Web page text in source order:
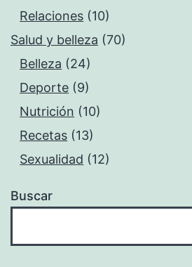
Relaciones (10)
Salud y belleza (70)
Belleza (24)
Deporte (9)
Nutrición (10)
Recetas (13)
Sexualidad (12)
Buscar